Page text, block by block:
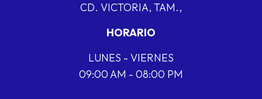
CD. VICTORIA, TAM.,
HORARIO
LUNES - VIERNES
09:00 AM - 08:00 PM